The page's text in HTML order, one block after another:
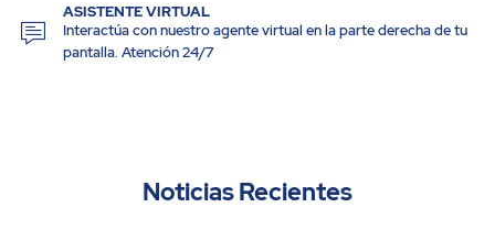
ASISTENTE VIRTUAL
Interactúa con nuestro agente virtual en la parte derecha de tu
pantalla. Atención 24/7
Noticias Recientes